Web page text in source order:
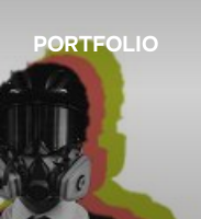
content
PORTFOLIO